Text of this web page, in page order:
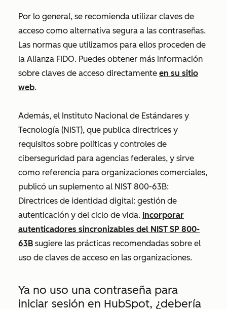
Por lo general, se recomienda utilizar claves de
acceso como alternativa segura a las contraseñas.
Las normas que utilizamos para ellos proceden de
la Alianza FIDO. Puedes obtener más información
sobre claves de acceso directamente en su sitio
web.
Además, el Instituto Nacional de Estándares y
Tecnología (NIST), que publica directrices y
requisitos sobre políticas y controles de
ciberseguridad para agencias federales, y sirve
como referencia para organizaciones comerciales,
publicó un suplemento al NIST 800-63B:
Directrices de identidad digital: gestión de
autenticación y del ciclo de vida. Incorporar
autenticadores sincronizables del NIST SP 800-
63B sugiere las prácticas recomendadas sobre el
uso de claves de acceso en las organizaciones.
Ya no uso una contraseña para
iniciar sesión en HubSpot, ¿debería